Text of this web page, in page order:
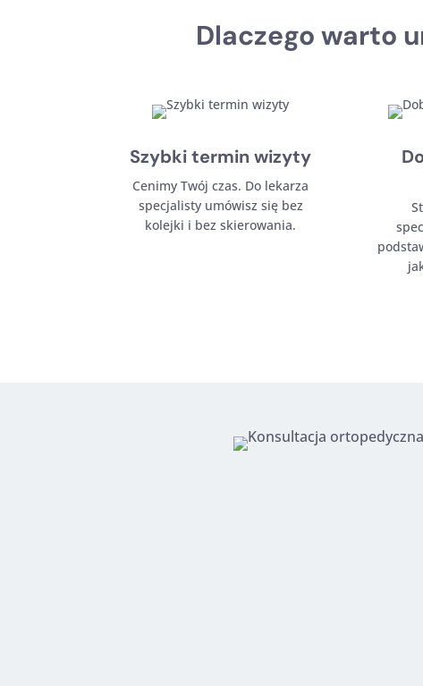
Dlaczego warto
Szybki termin wizyty
Cenimy Twój czas. Do lekarza
specjalisty umówisz się bez
kolejki i bez skierowania.